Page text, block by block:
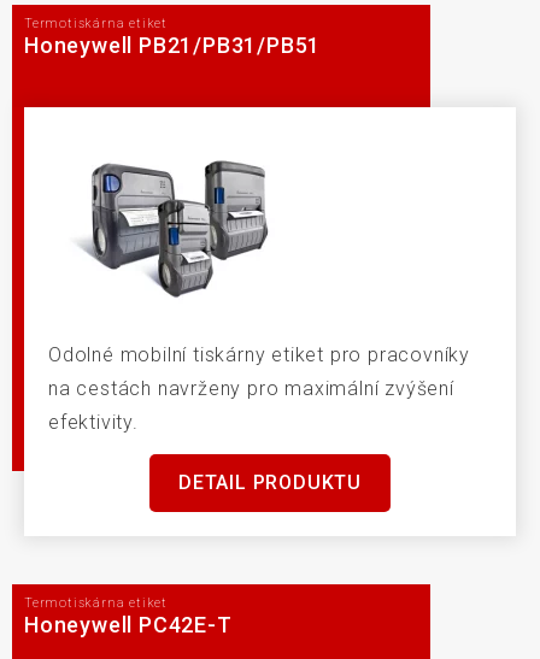
Termotiskárna etiket
Honeywell PB21/PB31/PB51
Odolné mobilní tiskárny etiket pro pracovníky
na cestách navrženy pro maximální zvýšení
efektivity.
DETAIL PRODUKTU
Termotiskárna etiket
Honeywell PC42E-T